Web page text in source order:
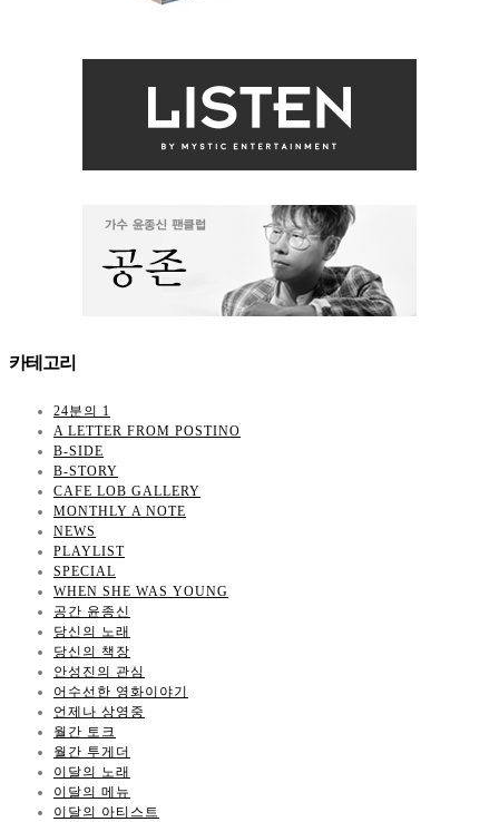
카테고리
24분의 1
A LETTER FROM POSTINO
B-SIDE
B-STORY
CAFE LOB GALLERY
MONTHLY A NOTE
NEWS
PLAYLIST
SPECIAL
WHEN SHE WAS YOUNG
공간 윤종신
당신의 노래
당신의 책장
안성진의 관심
어수선한 영화이야기
언제나 상영중
월간 토크
월간 투게더
이달의 노래
이달의 메뉴
이달의 아티스트